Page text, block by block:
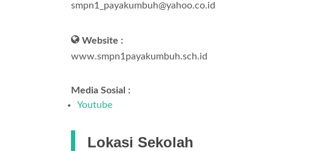
smpn1_payakumbuh@yahoo.co.id
Website :
www.smpn1payakumbuh.sch.id
Media Sosial :
Youtube
Lokasi Sekolah